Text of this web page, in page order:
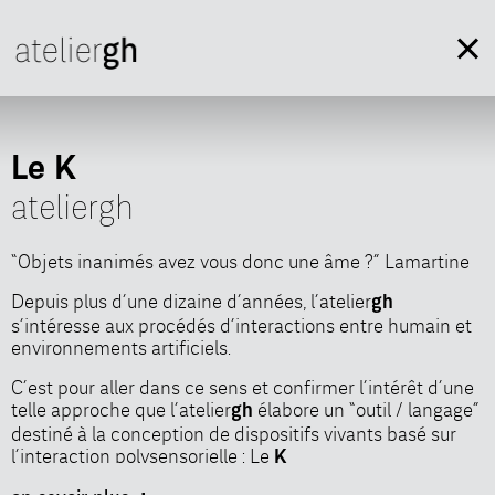
Le K
ateliergh
gh
“Objets inanimés avez vous donc une âme ?” Lamartine
Depuis plus d’une dizaine d’années, l’ateliergh
s’intéresse aux procédés d’interactions entre humain et
environnements artificiels.
C’est pour aller dans ce sens et confirmer l’intérêt d’une
telle approche que l’ateliergh élabore un “outil / langage”
destiné à la conception de dispositifs vivants basé sur
l’interaction polysensorielle : Le K